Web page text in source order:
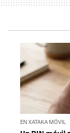
EN XATAKA MÓVIL